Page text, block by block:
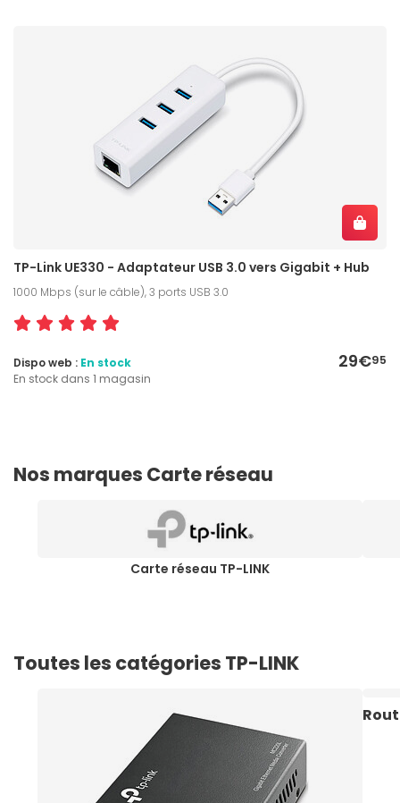
TP-Link UE330 - Adaptateur USB 3.0 vers Gigabit + Hub
1000 Mbps (sur le câble), 3 ports USB 3.0
29€95
Dispo web : En stock
En stock dans 1 magasin
Nos marques Carte réseau
Carte réseau TP-LINK
Toutes les catégories TP-LINK